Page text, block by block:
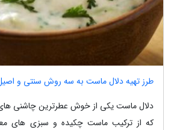
طرز تهیه دلال ماست به سه روش سنتی و
دلال ماست یکی از خوش عطرترین چاشنی
که از ترکیب ماست چکیده و سبزی های